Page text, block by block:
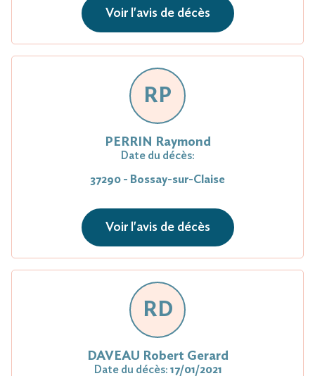
Voir l'avis de décès
RP
PERRIN Raymond
Date du décès:
37290 - Bossay-sur-Claise
Voir l'avis de décès
RD
DAVEAU Robert Gerard
Date du décès: 17/01/2021